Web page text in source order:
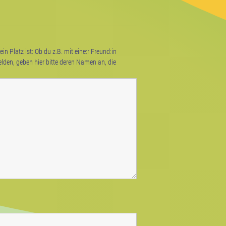
Platz ist: Ob du z.B. mit eine:r Freund:in
geben hier bitte deren Namen an, die